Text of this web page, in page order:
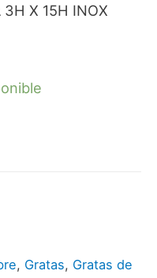
3H X 15H INOX
, Gratas, Gratas de